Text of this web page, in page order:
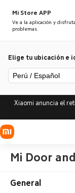
Mi Store APP
Ve a la aplicación y
problemas.
Elige tu ubicación e
Perú / Español
Xiaomi anuncia el
Mi Door
General